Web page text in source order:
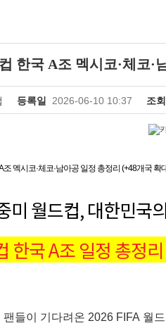
한국 A조 멕시코·체코
등록일 2026-06-10 10:37 조
조 멕시코·체코·남아공 일정 총정리 (+48개국 확
미 월드컵, 대한민국
한국 A조 일정 총정
팬들이 기다려온 2026 FIFA 월